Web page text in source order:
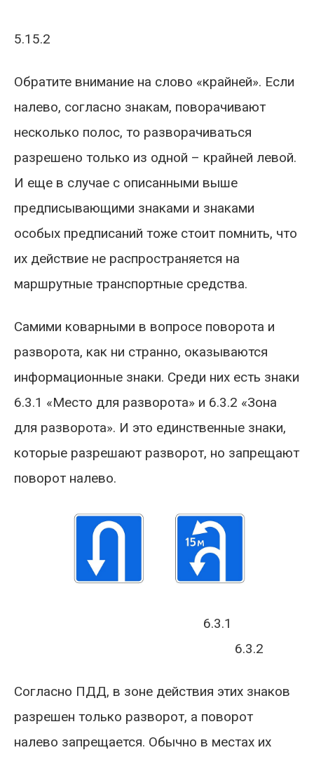
5.15.2
Обратите внимание на слово «крайней». Если
налево, согласно знакам, поворачивают
несколько полос, то разворачиваться
разрешено только из одной – крайней левой.
И еще в случае с описанными выше
предписывающими знаками и знаками
особых предписаний тоже стоит помнить, что
их действие не распространяется на
маршрутные транспортные средства.
Самими коварными в вопросе поворота и
разворота, как ни странно, оказываются
информационные знаки. Среди них есть знаки
6.3.1 «Место для разворота» и 6.3.2 «Зона
для разворота». И это единственные знаки,
которые разрешают разворот, но запрещают
поворот налево.
6.3.1
6.3.2
Согласно ПДД, в зоне действия этих знаков
разрешен только разворот, а поворот
налево запрещается. Обычно в местах их